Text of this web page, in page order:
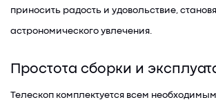
приносить радость и удовольствие,
астрономического увлечения.
Простота сборки и
Телескоп комплектуется всем